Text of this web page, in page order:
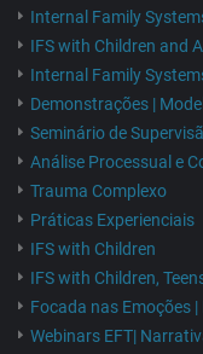
Internal Family
IFS with Children and
Internal Family
Demonstrações |
Seminário de
Análise Processual e
Trauma Complexo
Práticas Experienciais
IFS with Children
IFS with Children,
Focada nas Emoções
Webinars EFT|